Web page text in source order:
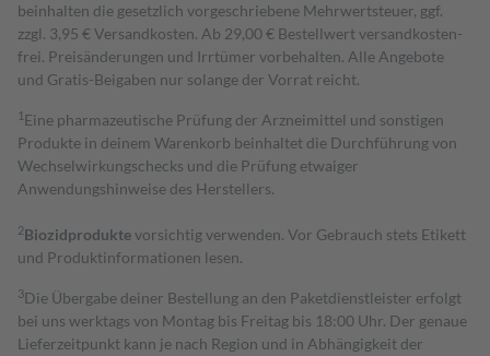
beinhalten die gesetzlich vorgeschriebene Mehrwertsteuer, ggf.
zzgl. 3,95 € Versandkosten. Ab 29,00 € Bestell­wert versand­kosten­
frei. Preisänderungen und Irrtümer vorbehalten. Alle Angebote
und Gratis-Beigaben nur solange der Vorrat reicht.
1 Eine pharmazeutische Prüfung der Arzneimittel und sonstigen
Produkte in deinem Warenkorb beinhaltet die Durchführung von
Wechselwirkungschecks und die Prüfung etwaiger
Anwendungshinweise des Herstellers.
2Biozidproduktevorsichtig verwenden. Vor Gebrauch stets Etikett
und Produktinformationen lesen.
3Die Übergabe deiner Bestellung an den Paketdienstleister erfolgt
bei uns werktags von Montag bis Freitag bis 18:00 Uhr. Der genaue
Lieferzeitpunkt kann je nach Region und in Abhängigkeit der